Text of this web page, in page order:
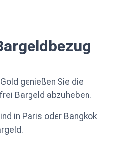
genießen Sie die
Bargeld abzuheben.
in Paris oder Bangkok